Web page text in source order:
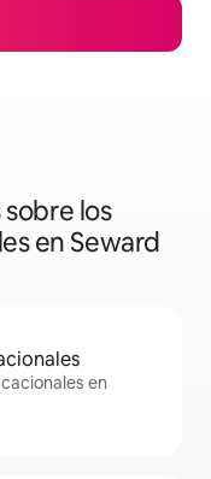
los
en Seward
en